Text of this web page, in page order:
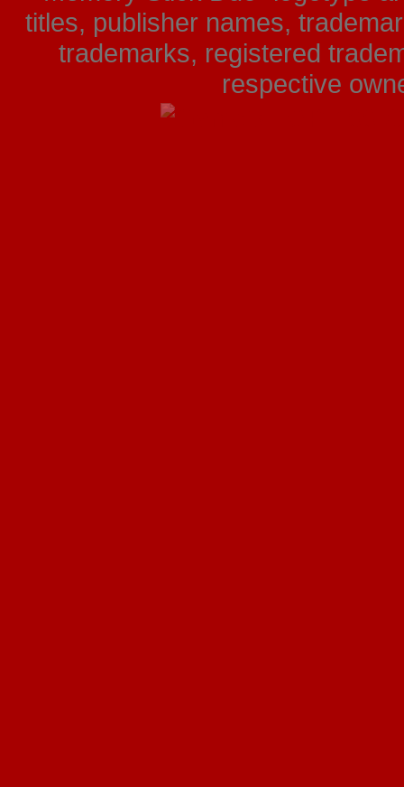
titles, publisher names,
trademarks, registered
respective